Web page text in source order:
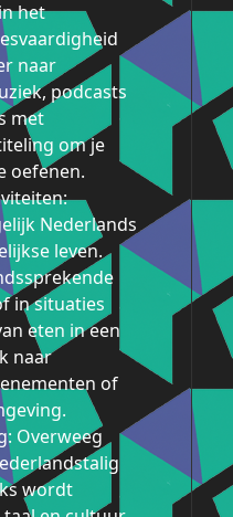
het
naar
podcasts
met
om je
oefenen.
Nederlands
leven.
in situaties
eten in een
naar
of
Overweeg
wordt